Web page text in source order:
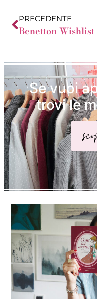
PRECEDENTE
Benetton Wishlist
Se vuoi
trovi le